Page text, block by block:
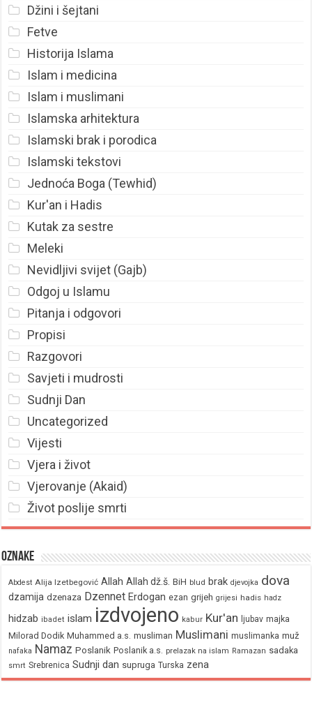
Džini i šejtani
Fetve
Historija Islama
Islam i medicina
Islam i muslimani
Islamska arhitektura
Islamski brak i porodica
Islamski tekstovi
Jednoća Boga (Tewhid)
Kur'an i Hadis
Kutak za sestre
Meleki
Nevidljivi svijet (Gajb)
Odgoj u Islamu
Pitanja i odgovori
Propisi
Razgovori
Savjeti i mudrosti
Sudnji Dan
Uncategorized
Vijesti
Vjera i život
Vjerovanje (Akaid)
Život poslije smrti
Oznake
Abdest Alija Izetbegović Allah Allah dž.š. BiH blud brak djevojka dova
dzamija dzenaza Dzennet Erdogan ezan grijeh grijesi hadis hadz
hidzab ibadet islam izdvojeno kabur Kur'an ljubav majka
Milorad Dodik Muhammed a.s. musliman Muslimani muslimanka muž
nafaka Namaz Poslanik Poslanik a.s. prelazak na islam Ramazan sadaka
smrt Srebrenica Sudnji dan supruga Turska zena